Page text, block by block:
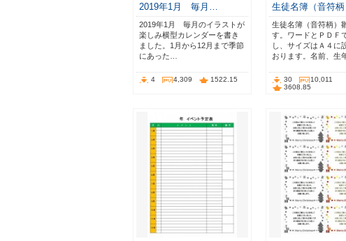
2019年1月 毎月…
2019年1月 毎月のイラストが
楽しみ横型カレンダーを書き
ました。1月から12月まで季節
にあった…
4 4,309 1522.15
生徒名簿（音符柄
生徒名簿（音符柄）
す。ワードとＰＤＦ
し、サイズはＡ４に
おります。名前、生
30
10,011
3608.85